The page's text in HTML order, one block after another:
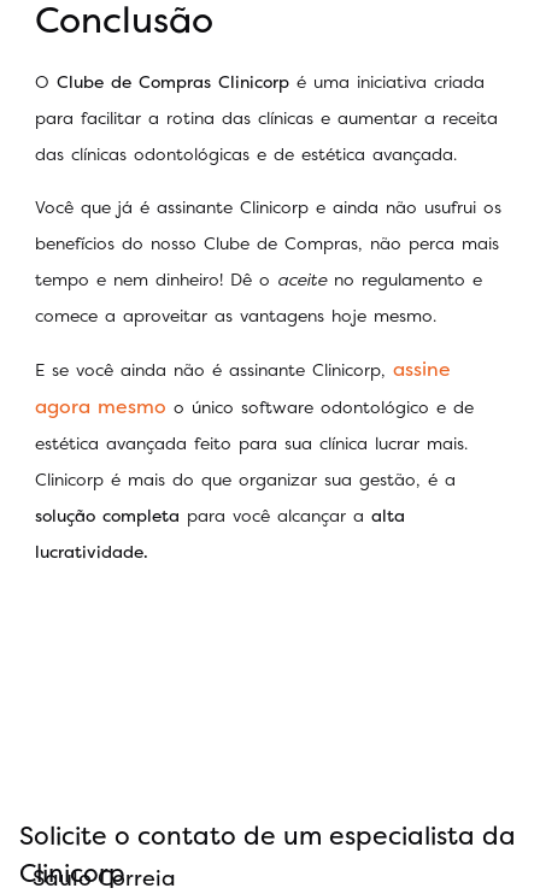
Conclusão
O Clube de Compras Clinicorp é uma iniciativa criada
para facilitar a rotina das clínicas e aumentar a receita
das clínicas odontológicas e de estética avançada.
Você que já é assinante Clinicorp e ainda não usufrui os
benefícios do nosso Clube de Compras, não perca mais
tempo e nem dinheiro! Dê o aceiteno regulamento e
comece a aproveitar as vantagens hoje mesmo.
E se você ainda não é assinante Clinicorp, assine
agora mesmo o único software odontológico e de
estética avançada feito para sua clínica lucrar mais.
Clinicorp é mais do que organizar sua gestão, é a
solução completa para você alcançar a alta
lucratividade.
Solicite o contato de um especialista da
Clinicorp
Saulo Correia